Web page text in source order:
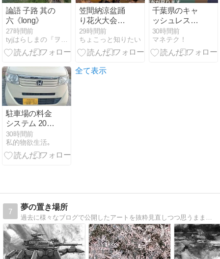
論語 子路 其の
六《long》
27時間前
笠間納涼盆踊
り花火大会
2026はどこで
見る？穴場・
駐車場・アク
避のポイント
29時間前
ちょこっと知りたい
千葉県のキャ
ッシュレス還
元が8月30日
まで。5決済
フル活用で最
30時間前
マネテク！
駐車場の料金
システム 2026
年8月
30時間前
私的物欲生活｡
全て表示
7
夢の置き場所